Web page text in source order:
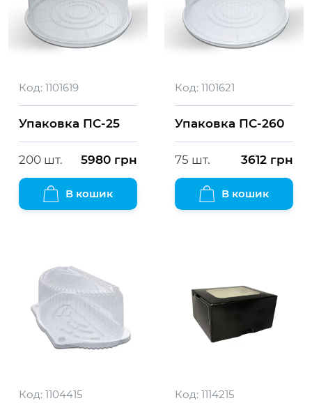
Код: 1101619
Упаковка ПС-25
200 шт. 5980 грн
В кошик
Код: 1101621
Упаковка ПС-260
75 шт. 3612 грн
В кошик
Код: 1104415 Код: 1114215